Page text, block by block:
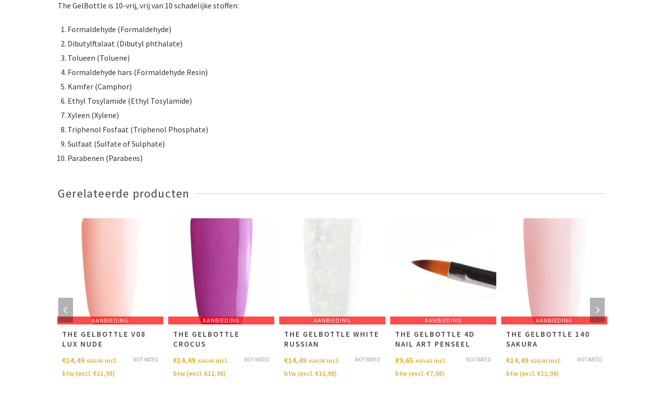
The GelBottle is 10-vrij, vrij van 10 schadelijke stoffen:
Formaldehyde (Formaldehyde)
Dibutylftalaat (Dibutyl phthalate)
Tolueen (Toluene)
Formaldehyde hars (Formaldehyde Resin)
Kamfer (Camphor)
Ethyl Tosylamide (Ethyl Tosylamide)
Xyleen (Xylene)
Triphenol Fosfaat (Triphenol Phosphate)
Sulfaat (Sulfate of Sulphate)
Parabenen (Parabens)
Gerelateerde producten
AANBIEDING
THE GELBOTTLE V08
LUX NUDE
NOT RATED
€28,98
€14,49
incl.
btw (excl.€11,98)
AANBIEDING
THE GELBOTTLE
CROCUS
NOT RATED
€28,98
€14,49
incl.
btw (excl.€11,98)
AANBIEDING
THE GELBOTTLE WHITE
RUSSIAN
NOT RATED
€28,98
€14,49
incl.
btw (excl.€11,98)
AANBIEDING
THE GELBOTTLE 4D
NAIL ART PENSEEL
NOT RATED
€19,30
€9,65
incl.
btw (excl.€7,98)
AANBIEDING
THE GELBOTTLE 140
SAKURA
NOT RATED
€28,98
€14,49
incl.
btw (excl.€11,98)